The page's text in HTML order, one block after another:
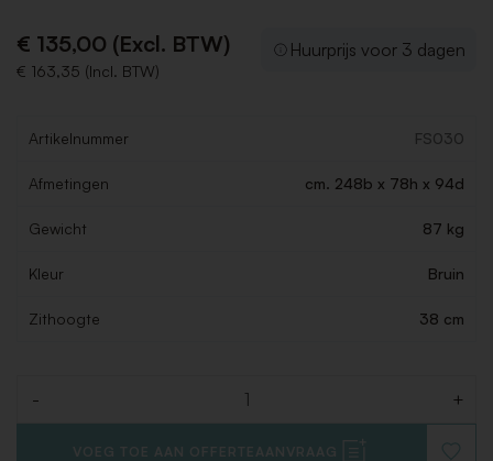
€ 135,00 (Excl. BTW)
€ 163,35 (Incl. BTW)
Huurprijs voor 3 dagen
Artikelnummer FS030
Afmetingen cm. 248b x 78h x 94d
Gewicht 87 kg
Kleur Bruin
Zithoogte 38 cm
- +
VOEG TOE AAN OFFERTEAANVRAAG